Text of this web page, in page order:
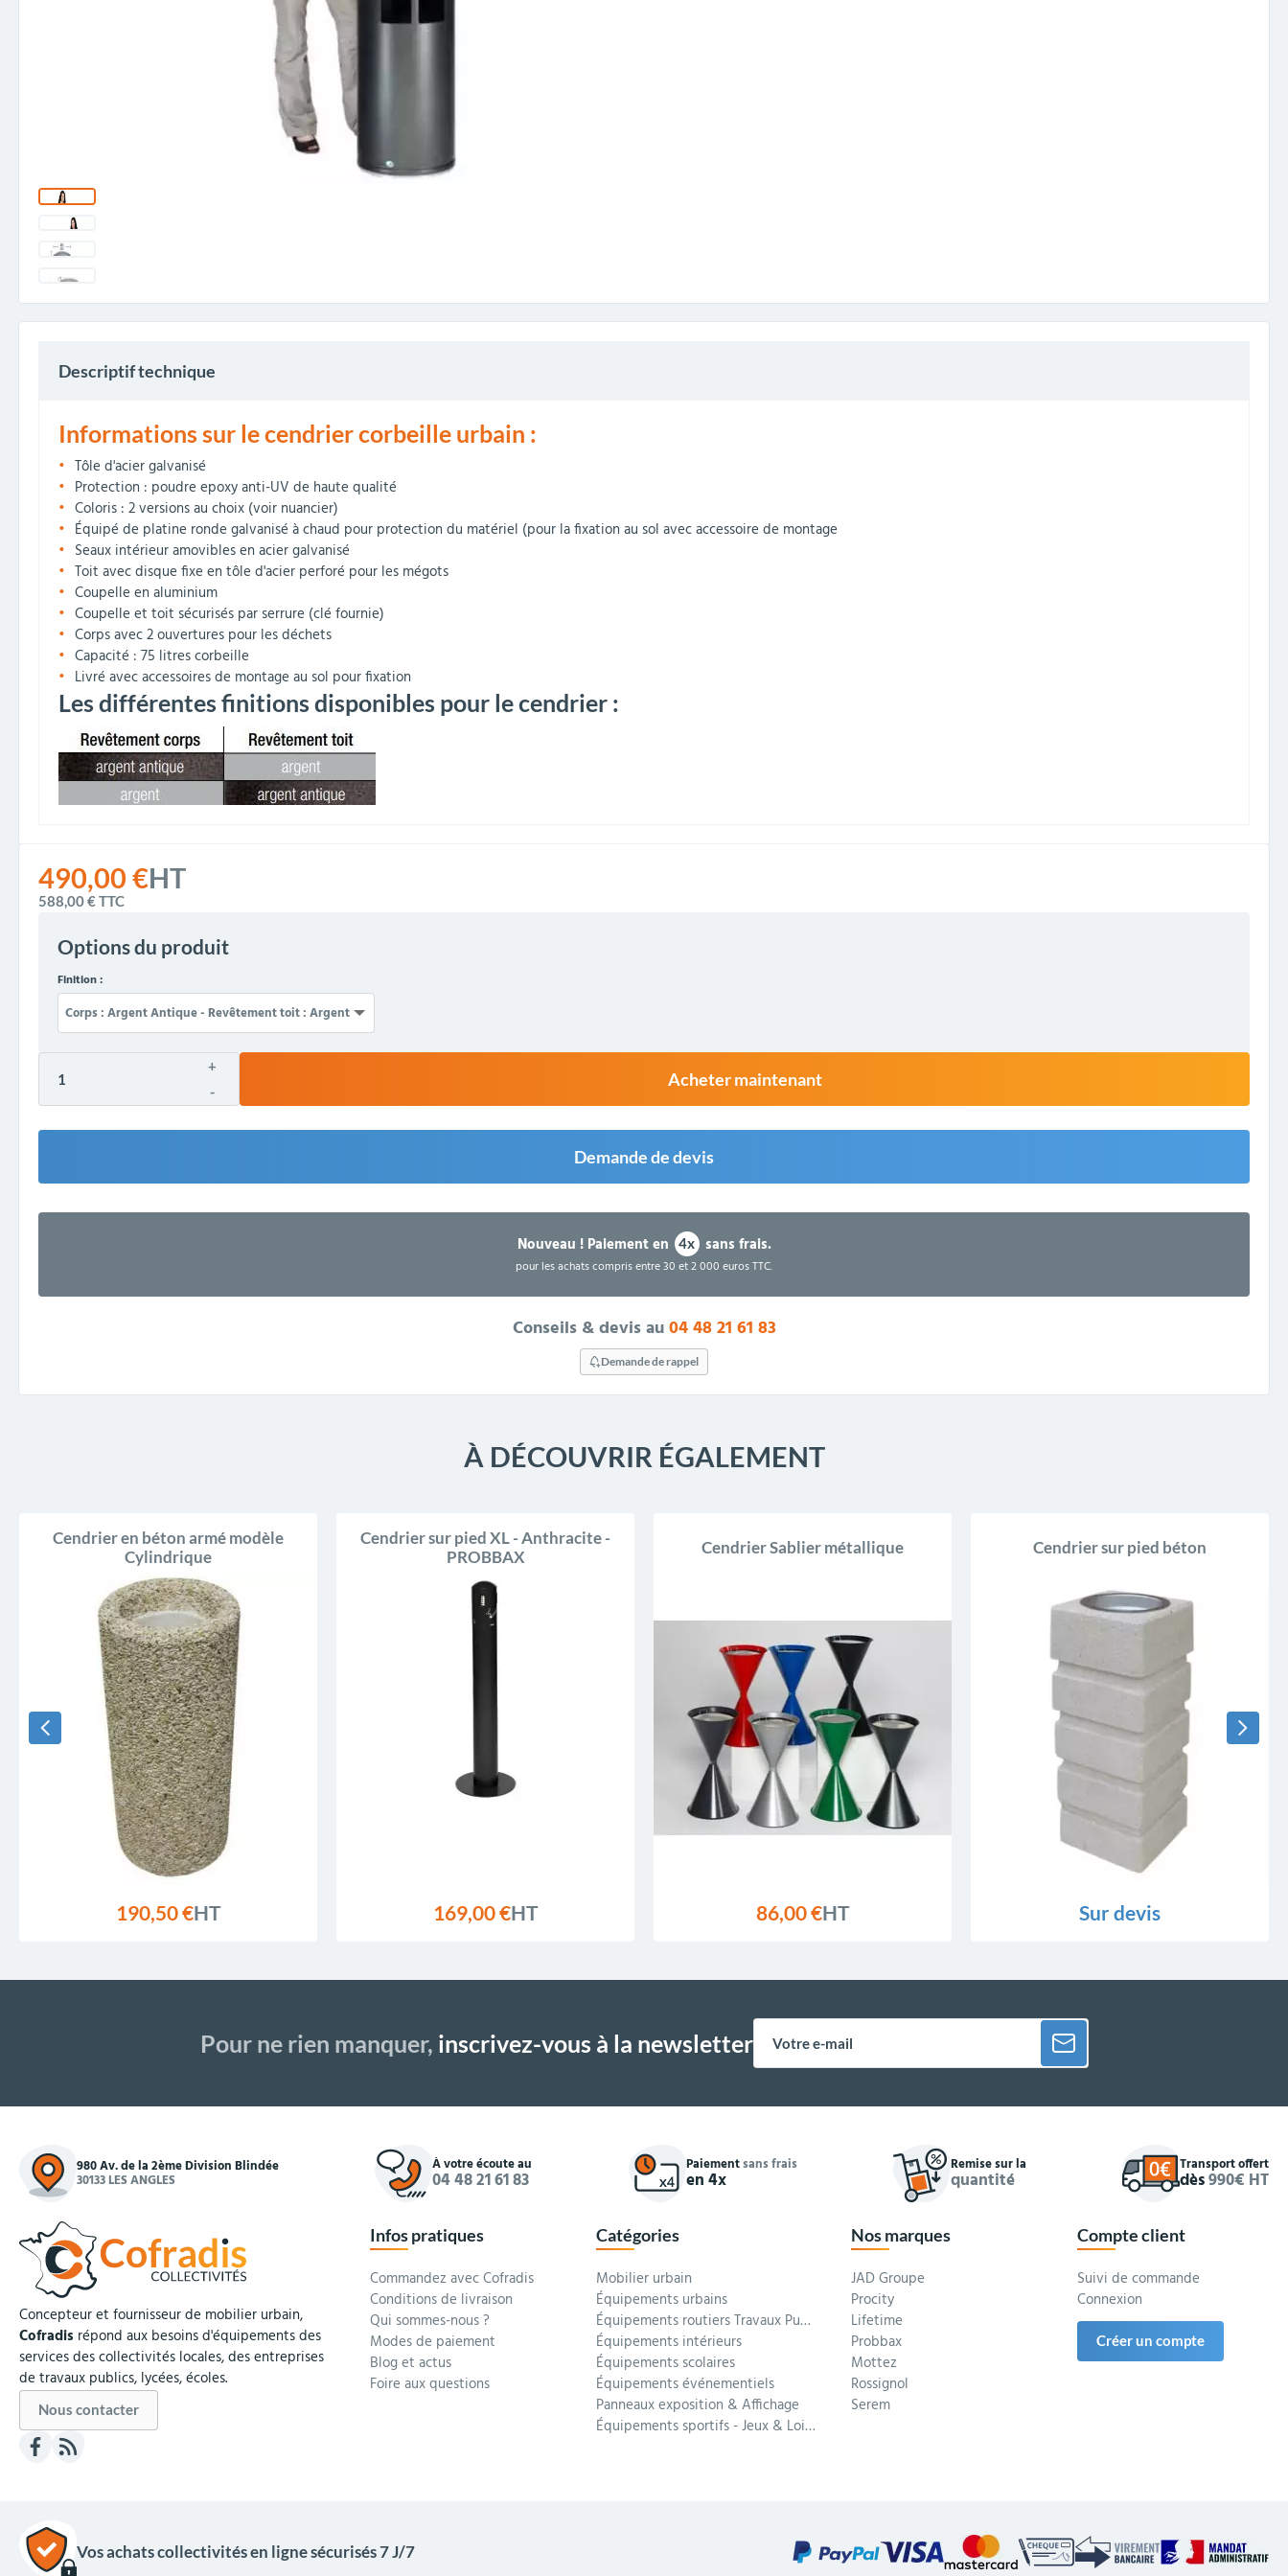
490,00 €HT
588,00 €TTC
Options du produit
Finition :
+
-
Acheter maintenant
Demande de devis
Nouveau !Paiement en 4x sans frais.
pour les achats compris entre 30 et 2 000 euros TTC.
Conseils & devis au04 48 21 61 83
Demande de rappel
Descriptif technique
Informations sur le cendrier corbeille urbain :
Tôle d'acier galvanisé
Protection : poudre epoxy anti-UV de haute qualité
Coloris : 2 versions au choix (voir nuancier)
Équipé de platine ronde galvanisé à chaud pour protection du matériel (pour la fixation au sol avec accessoire de montage
Seaux intérieur amovibles en acier galvanisé
Toit avec disque fixe en tôle d'acier perforé pour les mégots
Coupelle en aluminium
Coupelle et toit sécurisés par serrure (clé fournie)
Corps avec 2 ouvertures pour les déchets
Capacité : 75 litres corbeille
Livré avec accessoires de montage au sol pour fixation
Les différentes finitions disponibles pour le cendrier :
À DÉCOUVRIR ÉGALEMENT
Cendrier en béton armé modèle
Cylindrique
190,50 €HT
Cendrier sur pied XL - Anthracite -
PROBBAX
169,00 €HT
Cendrier Sablier métallique
86,00 €HT
Cendrier sur pied béton
Sur devis
Pour ne rien manquer, inscrivez-vous à la newsletter
980 Av. de la 2ème Division Blindée
30133 LES ANGLES
À votre écoute au
04 48 21 61 83
Paiementsans frais
en 4x
Remise sur la
quantité
Transport offert
dès990€ HT
Concepteur et fournisseur de mobilier urbain,
Cofradis répond aux besoins d'équipements des
services des collectivités locales, des entreprises
de travaux publics, lycées, écoles.
Nous contacter
Infos pratiques
Commandez avec Cofradis
Conditions de livraison
Qui sommes-nous ?
Modes de paiement
Blog et actus
Foire aux questions
Catégories
Mobilier urbain
Équipements urbains
Équipements routiers Travaux Publics
Équipements intérieurs
Équipements scolaires
Équipements événementiels
Panneaux exposition & Affichage
Équipements sportifs - Jeux & Loisirs
Nos marques
JAD Groupe
Procity
Lifetime
Probbax
Mottez
Rossignol
Serem
Compte client
Suivi de commande
Connexion
Créer un compte
Vos achats collectivités en ligne sécurisés 7 J/7